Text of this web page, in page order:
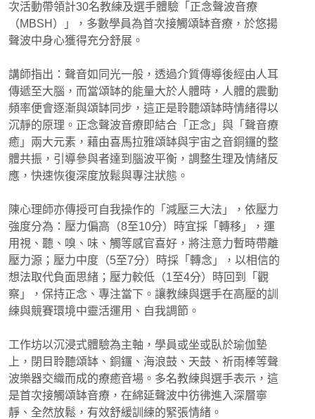
次活動帶領計30名教練及選手體驗「正念聲波音療
（MBSH）」，多數學員為首次接觸頌缽音療，於悠揚
聲波中身心獲得充分舒展。
講師指出：聲音如同光一般，透過介質傳導後經由人耳
傳遞至大腦，而當頌缽的能量大於人體時，人體的震動
頻率便會逐漸與頌缽同步，這正是聆聽頌缽時情緒得以
沉靜的原理。正念聲波音療即結合「正念」與「聲音療
癒」兩大元素，藉由喜馬拉雅頌缽與宇宙之音銅鑼的整
體共振，引導參與者達到腦波平衡，調整生理及情緒反
應，快速恢復深度放鬆與專注狀態。
陳心理師亦傳授可自我操作的「減壓三大法」，依壓力
強度分為：壓力偏高（8至10分）時宜採「轉移」，運
用視、聽、嗅、味、觸等感官喜好，將注意力暫時帶離
壓力源；壓力中度（5至7分）時採「轉念」，以相信的
想法取代負面思緒；壓力較低（1至4分）時回到「觀
察」，保持正念、專注當下。讓教練與選手在高壓的訓
練與競賽環境中靈活運用、自我調節。
工作坊以沉浸式體驗為主軸，學員或坐或臥於瑜伽墊
上，閉目聆聽頌缽、銅鑼、海浪鼓、天鼓、祈雨棒等聲
波樂器交織而成的療癒音場。多名教練與選手表示，這
是首次接觸頌缽音療，在綿延聲波中彷彿進入深層寧
靜、全然放鬆，有效舒緩訓練的緊張情緒。